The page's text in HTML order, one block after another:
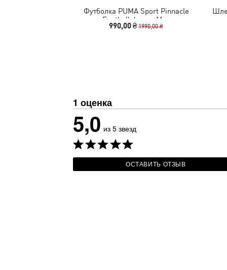
Футболка PUMA Sport Pinnacle
Football Jersey Men
990,00 ₴1990,00 ₴
1 оценка
5,0 из 5 звезд
ОСТАВИТЬ ОТЗЫВ